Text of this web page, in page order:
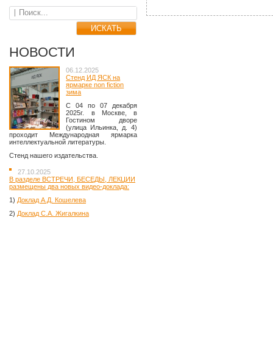
НОВОСТИ
06.12.2025
Стенд ИД ЯСК на
ярмарке non fiction
зима
C 04 по 07 декабря
2025г. в Москве, в
Гостином дворе
(улица Ильинка, д. 4)
проходит Международная ярмарка
интеллектуальной литературы.
Стенд нашего издательства.
27.10.2025
В разделе ВСТРЕЧИ, БЕСЕДЫ, ЛЕКЦИИ
размещены два новых видео-доклада:
1) Доклад А.Д. Кошелева
2) Доклад С.А. Жигалкина